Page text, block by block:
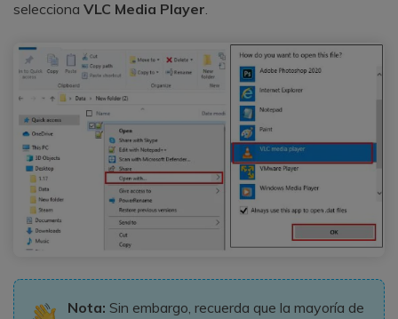
selecciona VLC Media Player.
Nota: Sin embargo, recuerda que la mayoría de